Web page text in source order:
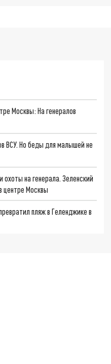
Москвы: На генералов
ВСУ. Но беды для малышей не
на генерала. Зеленский
центре Москвы
пляж в Геленджике в